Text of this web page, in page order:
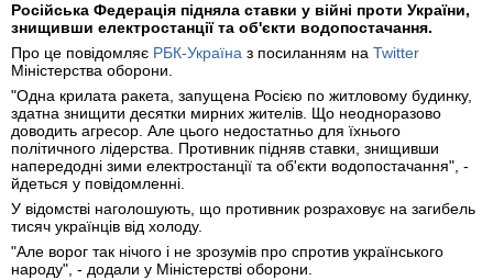
Російська Федерація підняла ставки у війні проти України,
знищивши електростанції та об'єкти водопостачання.
Про це повідомляє РБК-Україна з посиланням на Twitter
Міністерства оборони.
"Одна крилата ракета, запущена Росією по житловому будинку,
здатна знищити десятки мирних жителів. Що неодноразово
доводить агресор. Але цього недостатньо для їхнього
політичного лідерства. Противник підняв ставки, знищивши
напередодні зими електростанції та об'єкти водопостачання", -
йдеться у повідомленні.
У відомстві наголошують, що противник розраховує на загибель
тисяч українців від холоду.
"Але ворог так нічого і не зрозумів про спротив українського
народу", - додали у Міністерстві оборони.